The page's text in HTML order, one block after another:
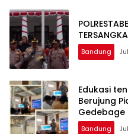
Bandung
Edukasi
Berujung
Gedebage
Bandung